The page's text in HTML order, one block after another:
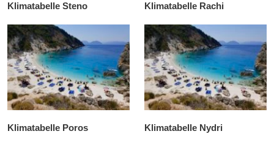
Klimatabelle Steno Klimatabelle Rachi
Klimatabelle Poros Klimatabelle Nydri